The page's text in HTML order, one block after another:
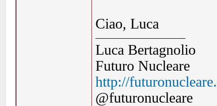
Ciao, Luca
Luca Bertagnolio
Futuro Nucleare
http://
@futuronucleare